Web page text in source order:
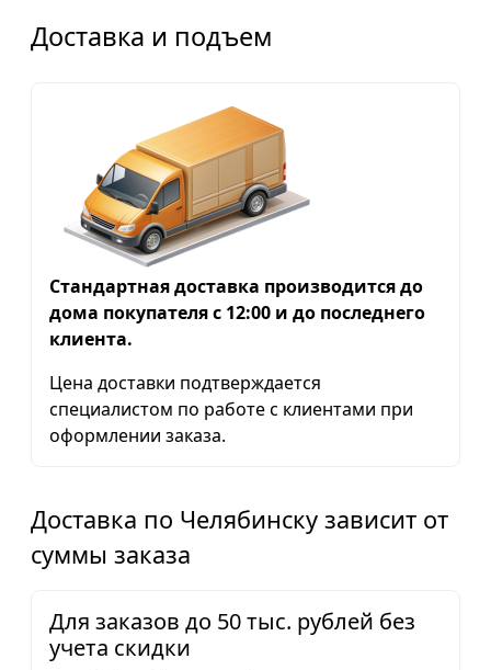
Доставка и подъем
Стандартная доставка производится до
дома покупателя с 12:00 и до последнего
клиента.
Цена доставки подтверждается
специалистом по работе с клиентами при
оформлении заказа.
Доставка по Челябинску зависит от
суммы заказа
Для заказов до 50 тыс. рублей без
учета скидки